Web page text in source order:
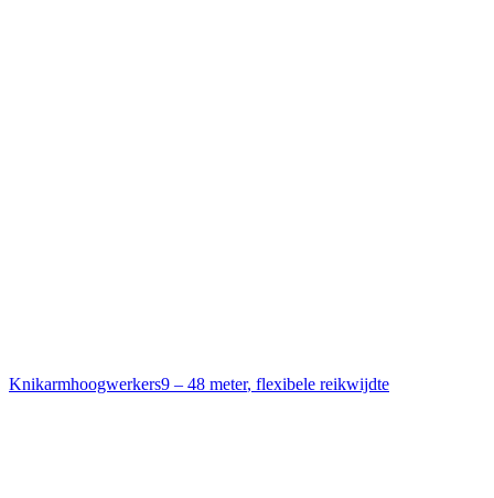
Knikarmhoogwerkers9 – 48 meter, flexibele reikwijdte